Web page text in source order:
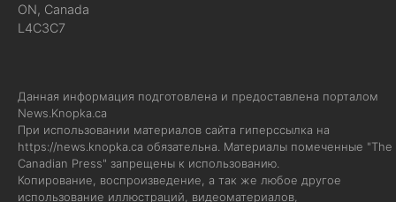
ON, Canada
L4C3C7
Данная информация подготовлена и предоставлена порталом
News.Knopka.ca
При использовании материалов сайта гиперссылка на
https://news.knopka.ca обязательна. Материалы помеченные "The
Canadian Press" запрещены к использованию.
Копирование, воспроизведение, а так же любое другое
использование иллюстраций, видеоматериалов,